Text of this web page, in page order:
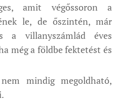
amit végőssoron a
le, de őszintén, már
a villanyszámlád éves
még a földbe fektetést és
mindig megoldható,